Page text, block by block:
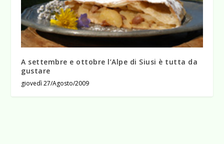
A settembre e ottobre l’Alpe di Siusi è tutta da
gustare
giovedì 27/Agosto/2009